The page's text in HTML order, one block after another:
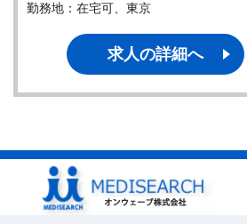
勤務地：在宅可、東京
求人の詳細へ